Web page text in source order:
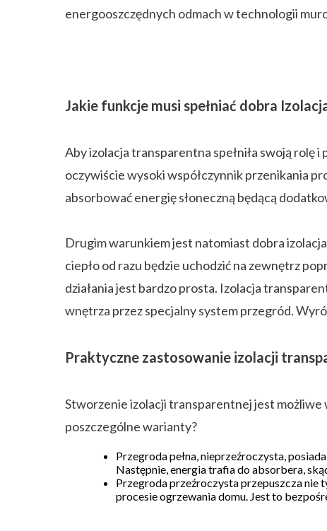
energooszczędnych odmach w technologii
Jakie funkcje musi spełniać dobra
Aby izolacja transparentna spełniła swoją rolę
oczywiście wysoki współczynnik przenikania
absorbować energię słoneczną będącą
Drugim warunkiem jest natomiast dobra
ciepło od razu będzie uchodzić na zewnętrz
działania jest bardzo prosta. Izolacja
wnętrza przez specjalny system przegród.
Praktyczne zastosowanie izolacji
Stworzenie izolacji transparentnej jest możliwe
poszczególne warianty?
Przegroda pełna, nieprzeźroczysta,
Następnie, energia trafia do absorbera,
Przegroda przeźroczysta przepuszcza nie
procesie ogrzewania domu. Jest to